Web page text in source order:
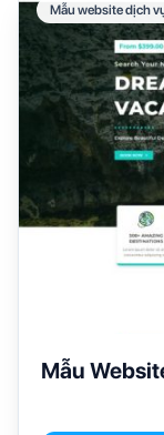
Mẫu website dịch
Mẫu